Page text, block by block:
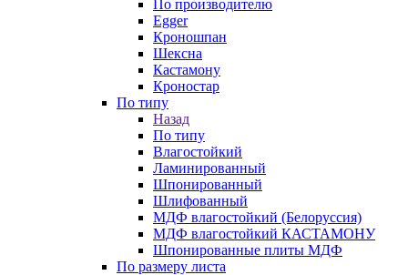
По производителю
Egger
Кроношпан
Шексна
Кастамону
Кроностар
По типу
Назад
По типу
Влагостойкий
Ламинированный
Шпонированный
Шлифованный
МДФ влагостойкий (Белоруссия)
МДФ влагостойкий КАСТАМОНУ
Шпонированные плиты МДФ
По размеру листа